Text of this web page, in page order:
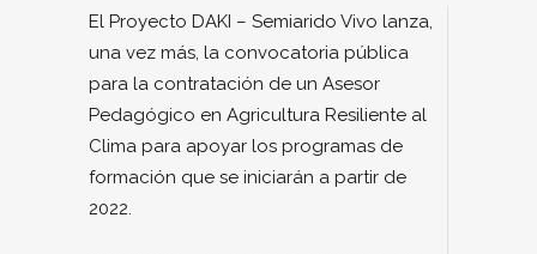
El Proyecto DAKI – Semiarido Vivo lanza,
una vez más, la convocatoria pública
para la contratación de un Asesor
Pedagógico en Agricultura Resiliente al
Clima para apoyar los programas de
formación que se iniciarán a partir de
2022.